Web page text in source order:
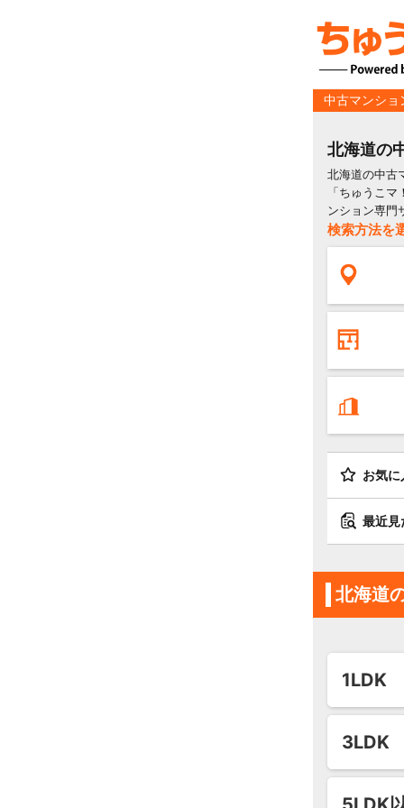
中古マンショ
北海道の
北海道の中古
「ちゅうこ
ンション専門
検索方法を
お気に
最近見
北海道
1LDK
3LDK